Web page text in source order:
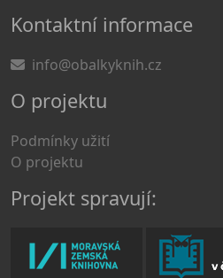
Kontaktní informace
info@obalkyknih.cz
O projektu
Podmínky užití
O projektu
Projekt spravují: